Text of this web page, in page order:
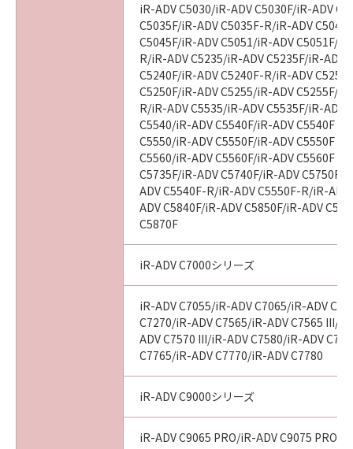
iR-ADV C5030/iR-ADV C5030F/iR-ADV
C5035F/iR-ADV C5035F-R/iR-ADV
C5045F/iR-ADV C5051/iR-ADV C5051F/
R/iR-ADV C5235/iR-ADV C5235F/iR-ADV
C5240F/iR-ADV C5240F-R/iR-ADV
C5250F/iR-ADV C5255/iR-ADV C5255F/
R/iR-ADV C5535/iR-ADV C5535F/iR-ADV
C5540/iR-ADV C5540F/iR-ADV C5540F
C5550/iR-ADV C5550F/iR-ADV C5550F
C5560/iR-ADV C5560F/iR-ADV C5560F
C5735F/iR-ADV C5740F/iR-ADV C5750F/
ADV C5540F-R/iR-ADV C5550F-R/iR-
ADV C5840F/iR-ADV C5850F/iR-ADV
C5870F
iR-ADV C7000シリーズ
iR-ADV C7055/iR-ADV C7065/iR-ADV
C7270/iR-ADV C7565/iR-ADV C7565 III/
ADV C7570 III/iR-ADV C7580/iR-ADV
C7765/iR-ADV C7770/iR-ADV C7780
iR-ADV C9000シリーズ
iR-ADV C9065 PRO/iR-ADV C9075 PRO/